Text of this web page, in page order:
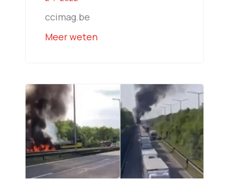
ccimag.be
Meer weten